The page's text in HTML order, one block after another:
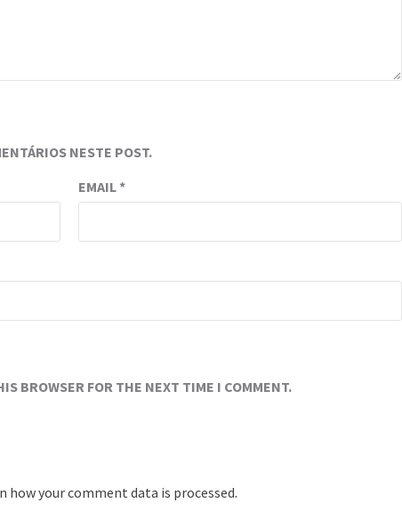
NESTE POST.
EMAIL*
BROWSER FOR THE NEXT TIME I COMMENT.
how your comment data is processed.